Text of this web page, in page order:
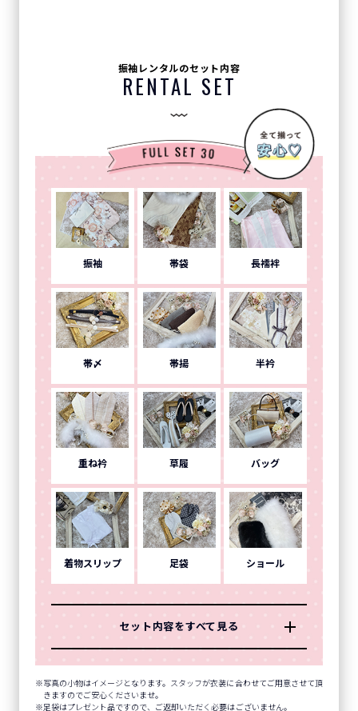
振袖レンタルのセット内容
RENTAL SET
振袖 帯袋 長襦袢
帯〆 帯揚 半衿
重ね衿 草履 バッグ
着物スリップ 足袋 ショール
セット内容をすべて見る
写真の小物はイメージとなります。スタッフが衣装に合わせてご用意させて頂
きますのでご安心くださいませ。
足袋はプレゼント品ですので、ご返却いただく必要はございません。